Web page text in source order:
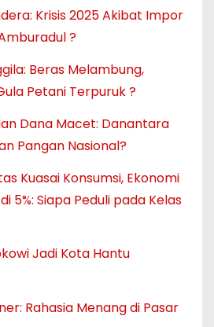
Krisis 2025 Akibat Impor
?
Beras Melambung,
Petani Terpuruk ?
Dana Macet: Danantara
Pangan Nasional?
Kuasai Konsumsi, Ekonomi
5%: Siapa Peduli pada Kelas
Jadi Kota Hantu
Rahasia Menang di Pasar